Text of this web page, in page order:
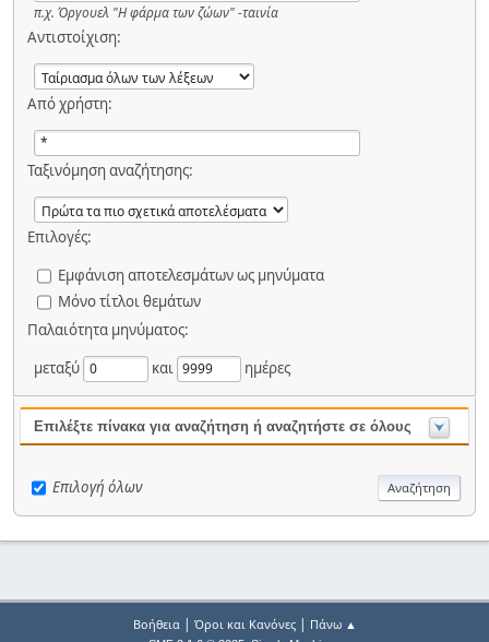
π.χ. Όργουελ "Η φάρμα των ζώων" -ταινία
Αντιστοίχιση:
Από χρήστη:
Ταξινόμηση αναζήτησης:
Επιλογές:
Εμφάνιση αποτελεσμάτων ως μηνύματα
Μόνο τίτλοι θεμάτων
Παλαιότητα μηνύματος:
μεταξύ
και ημέρες
Επιλέξτε πίνακα για αναζήτηση ή αναζητήστε σε όλους
Επιλογή όλων
Βοήθεια| Όροι και Κανόνες| Πάνω ▲